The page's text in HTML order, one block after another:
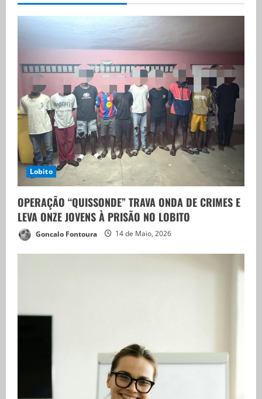
Lobito
OPERAÇÃO “QUISSONDE” TRAVA ONDA DE CRIMES E
LEVA ONZE JOVENS À PRISÃO NO LOBITO
Goncalo Fontoura 14 de Maio, 2026